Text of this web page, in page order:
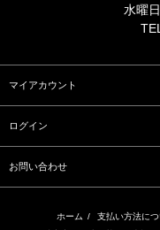
水曜
マイアカウント
ログイン
お問い合わせ
ホーム / 支払い方法につ